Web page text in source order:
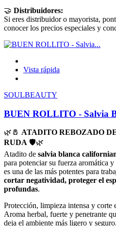
🤝 Distribuidores:
Si eres distribuidor o mayorista,
conocer los precios especiales y
Vista rápida
SOULBEAUTY
BUEN ROLLITO - Salvia
🌿🧂 ATADITO REBOZADO
RUDA 🛡️🌿
Atadito de salvia blanca
para potenciar su fuerza aromática
es una de las más potentes para
cortar negatividad, proteger el
profundas.
Protección, limpieza intensa y corte
Aroma herbal, fuerte y penetrante
deja el ambiente más ligero y seguro.